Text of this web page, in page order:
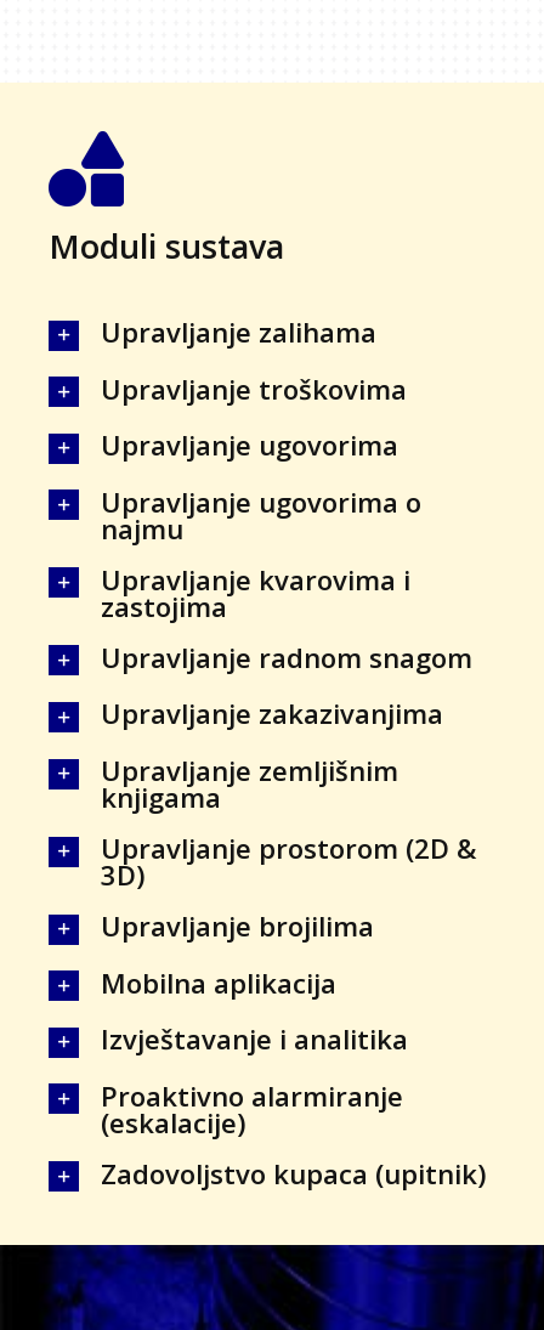
Moduli sustava
Upravljanje zalihama
Upravljanje troškovima
Upravljanje ugovorima
Upravljanje ugovorima o
najmu
Upravljanje kvarovima i
zastojima
Upravljanje radnom snagom
Upravljanje zakazivanjima
Upravljanje zemljišnim
knjigama
Upravljanje prostorom (2D &
3D)
Upravljanje brojilima
Mobilna aplikacija
Izvještavanje i analitika
Proaktivno alarmiranje
(eskalacije)
Zadovoljstvo kupaca (upitnik)